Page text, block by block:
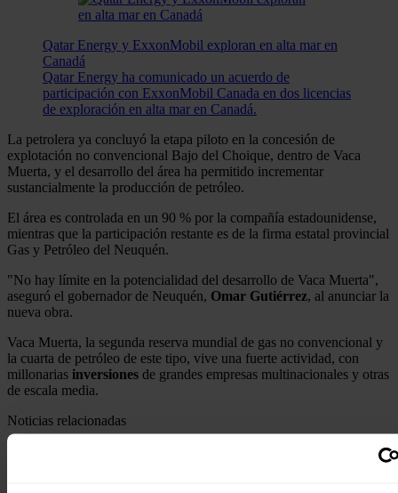
Qatar Energy y ExxonMobil exploran en alta mar en
Canadá
Qatar Energy ha comunicado un acuerdo de
participación con ExxonMobil Canada en dos licencias
de exploración en alta mar en Canadá.
La petrolera ya concluyó la etapa piloto en la concesión de
explotación no convencional Bajo del Choique, dentro de Vaca
Muerta, y el desarrollo del área ha permitido incrementar
sustancialmente la producción de petróleo.
El área es controlada en un 90 % por la compañía estadounidense,
mientras que la participación restante es de la firma estatal provincial
Gas y Petróleo del Neuquén.
"No hay límite en la potencialidad del desarrollo de Vaca Muerta",
aseguró el gobernador de Neuquén, Omar Gutiérrez, al anunciar la
nueva obra.
Vaca Muerta, la segunda reserva mundial de gas no convencional y
la cuarta de petróleo de este tipo, vive una fuerte actividad, con
millonarias inversiones de grandes empresas multinacionales y otras
de escala media.
Noticias relacionadas